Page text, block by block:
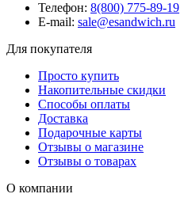
Телефон: 8(800) 775-89-19
E-mail: sale@esandwich.ru
Для покупателя
Просто купить
Накопительные скидки
Способы оплаты
Доставка
Подарочные карты
Отзывы о магазине
Отзывы о товарах
О компании